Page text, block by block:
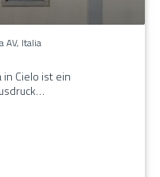
AV, Italia
in Cielo ist ein